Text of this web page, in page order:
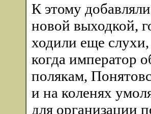
К этому
новой выходкой,
ходили еще слухи,
когда император
полякам,
и на коленях
для организации